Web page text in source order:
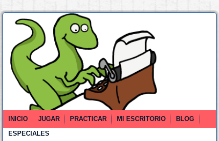
INICIO JUGAR PRACTICAR MI ESCRITORIO
BLOG
ESPECIALES